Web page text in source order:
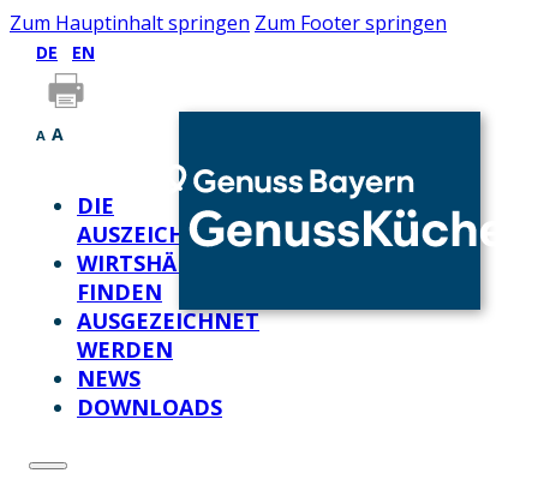
Zum Hauptinhalt springen Zum Footer springen
DE EN
A A
DIE
AUSZEICHNUNG
WIRTSHÄUSER
FINDEN
AUSGEZEICHNET
WERDEN
NEWS
DOWNLOADS